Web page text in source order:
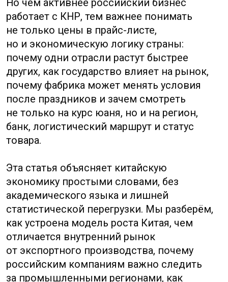
Эта статья объясняет китайскую
экономику простыми словами, без
академического языка и лишней
статистической перегрузки. Мы разберём,
как устроена модель роста Китая, чем
отличается внутренний рынок
от экспортного производства, почему
российским компаниям важно следить
за промышленными регионами, как
меняется торговля между Россией
и Китаем, какие риски возникают
и переговорах. Главная задача материала —
логисту или руководителю проекта
быстрее понять, где в Китае лежат
возможности, а где начинаются скрытые
ограничения.
На середину 2026 года Китай
остаётся одной из крупнейших
экономик мира и важнейшим
торговым партнёром России.
Официальная статистика
показывает, что экономика КНР
в 2025 году выросла на 5%, а ВВП